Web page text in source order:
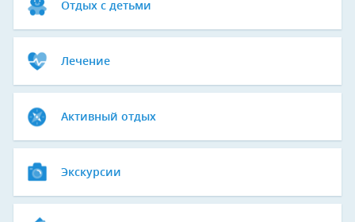
Отдых с детьми
Лечение
Активный отдых
Экскурсии